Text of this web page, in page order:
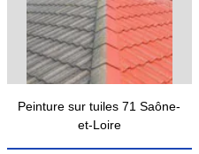
Peinture sur tuiles 71 Saône-
et-Loire